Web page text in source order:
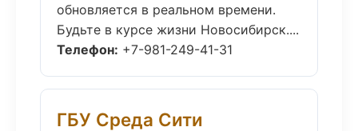
обновляется в реальном времени.
Будьте в курсе жизни Новосибирск....
Телефон: +7-981-249-41-31
ГБУ Среда Сити